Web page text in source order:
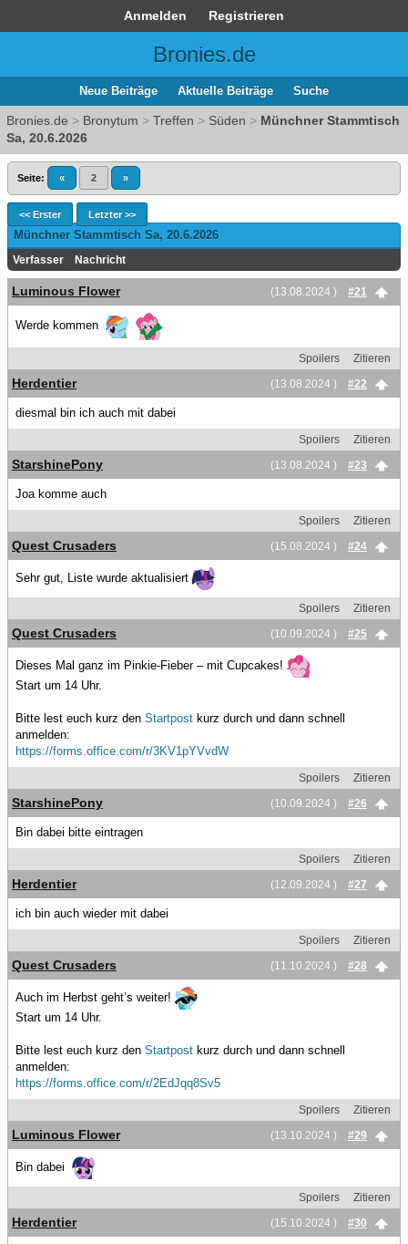
Anmelden Registrieren
Bronies.de
Neue Beiträge Aktuelle Beiträge Suche
Bronies.de > Bronytum > Treffen > Süden > Münchner Stammtisch
Sa, 20.6.2026
Seite: « 2 »
<< Erster Letzter >>
Münchner Stammtisch Sa, 20.6.2026
Verfasser Nachricht
(13.08.2024 ) #21
Luminous Flower
Werde kommen
Spoilers
Zitieren
(13.08.2024 )
#22
Herdentier
diesmal bin ich auch mit dabei
Spoilers
Zitieren
(13.08.2024 )
#23
StarshinePony
Joa komme auch
Spoilers
Zitieren
(15.08.2024 )
#24
Quest Crusaders
Sehr gut, Liste wurde aktualisiert
Spoilers
Zitieren
(10.09.2024 )
#25
Quest Crusaders
Dieses Mal ganz im Pinkie-Fieber – mit Cupcakes!
Start um 14 Uhr.
Bitte lest euch kurz den Startpost kurz durch und dann schnell
anmelden:
https://forms.office.com/r/3KV1pYVvdW
Spoilers
Zitieren
(10.09.2024 )
#26
StarshinePony
Bin dabei bitte eintragen
Spoilers
Zitieren
(12.09.2024 )
#27
Herdentier
ich bin auch wieder mit dabei
Spoilers
Zitieren
(11.10.2024 )
#28
Quest Crusaders
Auch im Herbst geht’s weiter!
Start um 14 Uhr.
Bitte lest euch kurz den Startpost kurz durch und dann schnell
anmelden:
https://forms.office.com/r/2EdJqq8Sv5
Spoilers
Zitieren
(13.10.2024 )
#29
Luminous Flower
Bin dabei
Spoilers
Zitieren
(15.10.2024 )
#30
Herdentier